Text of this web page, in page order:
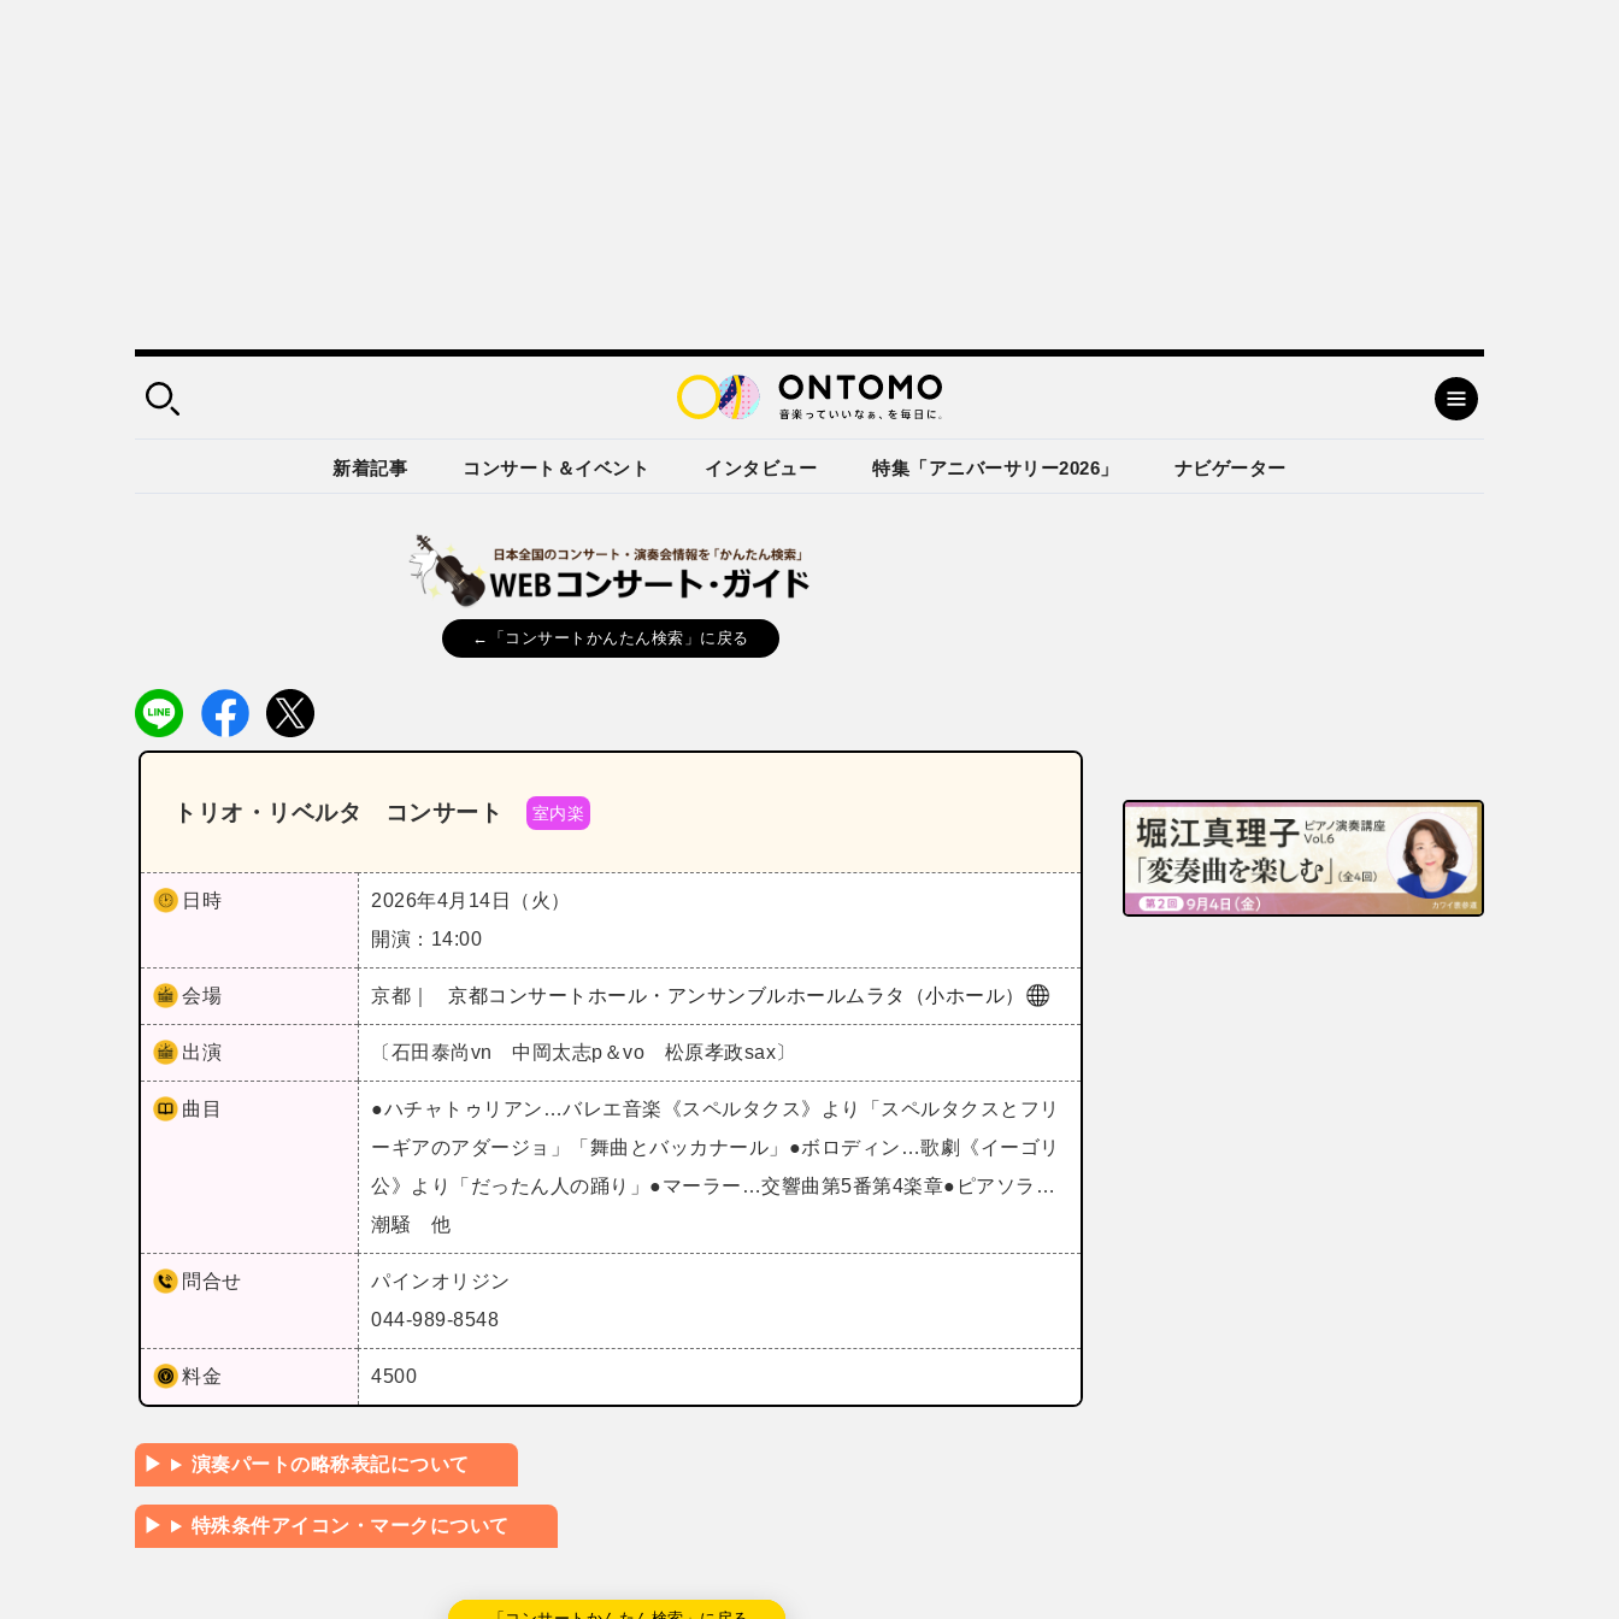
新着記事 コンサート＆イベント インタビュー 特集「アニバーサリー2026」 ナビゲーター
←「コンサートかんたん検索」に戻る
トリオ・リベルタ コンサート 室内楽
日時
2026年4月14日（火）
開演：14:00
会場 京都｜ 京都コンサートホール・アンサンブルホールムラタ（小ホール）
出演 〔石田泰尚vn 中岡太志p＆vo 松原孝政sax〕
曲目
●ハチャトゥリアン…バレエ音楽《スペルタクス》より「スペルタクスとフリ
ーギアのアダージョ」「舞曲とバッカナール」●ボロディン…歌劇《イーゴリ
公》より「だったん人の踊り」●マーラー…交響曲第5番第4楽章●ピアソラ…
潮騒 他
問合せ
パインオリジン
044-989-8548
料金 4500
演奏パートの略称表記について
特殊条件アイコン・マークについて